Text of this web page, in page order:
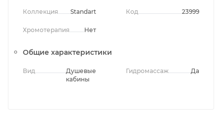
Коллекция Standart
Хромотерапия Нет
Код 23999
Общие характеристики
Вид
Душевые
кабины
Гидромассаж Да